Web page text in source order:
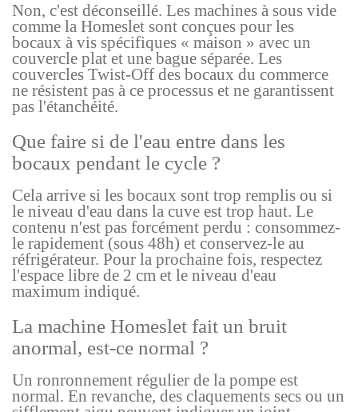
Non, c'est déconseillé. Les machines à sous vide
comme la Homeslet sont conçues pour les
bocaux à vis spécifiques « maison » avec un
couvercle plat et une bague séparée. Les
couvercles Twist-Off des bocaux du commerce
ne résistent pas à ce processus et ne garantissent
pas l'étanchéité.
Que faire si de l'eau entre dans les
bocaux pendant le cycle ?
Cela arrive si les bocaux sont trop remplis ou si
le niveau d'eau dans la cuve est trop haut. Le
contenu n'est pas forcément perdu : consommez-
le rapidement (sous 48h) et conservez-le au
réfrigérateur. Pour la prochaine fois, respectez
l'espace libre de 2 cm et le niveau d'eau
maximum indiqué.
La machine Homeslet fait un bruit
anormal, est-ce normal ?
Un ronronnement régulier de la pompe est
normal. En revanche, des claquements secs ou un